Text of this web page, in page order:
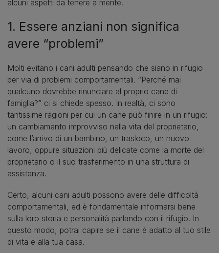
alcuni aspetti da tenere a mente.
1. Essere anziani non significa
avere “problemi”
Molti evitano i cani adulti pensando che siano in rifugio
per via di problemi comportamentali. “Perché mai
qualcuno dovrebbe rinunciare al proprio cane di
famiglia?” ci si chiede spesso. In realtà, ci sono
tantissime ragioni per cui un cane può finire in un rifugio:
un cambiamento improvviso nella vita del proprietario,
come l’arrivo di un bambino, un trasloco, un nuovo
lavoro, oppure situazioni più delicate come la morte del
proprietario o il suo trasferimento in una struttura di
assistenza.
Certo, alcuni cani adulti possono avere delle difficoltà
comportamentali, ed è fondamentale informarsi bene
sulla loro storia e personalità parlando con il rifugio. In
questo modo, potrai capire se il cane è adatto al tuo stile
di vita e alla tua casa.